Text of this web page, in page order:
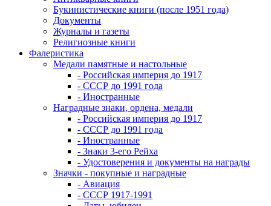
Букинистические книги (после 1951 года)
Документы
Журналы и газеты
Религиозные книги
Фалеристика
Медали памятные и настольные
- Российская империя до 1917
- СССР до 1991 года
- Иностранные
Наградные знаки, ордена, медали
- Российская империя до 1917
- СССР до 1991 года
- Иностранные
- Знаки 3-его Рейха
- Удостоверения и документы на награды
Значки - покупные и наградные
- Авиация
- СССР 1917-1991